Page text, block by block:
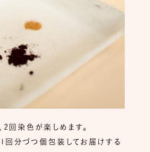
2回染色が楽しめます。
回分づつ個包装してお届けする